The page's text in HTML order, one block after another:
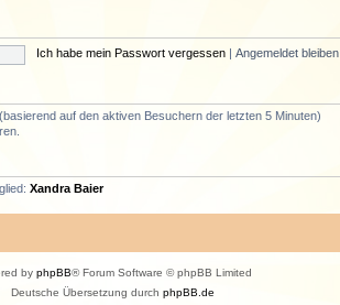
Ich habe mein Passwort vergessen Angemeldet bleiben
auf den aktiven Besuchern der letzten 5 Minuten)
Xandra Baier
by phpBB® Forum Software © phpBB Limited
Deutsche Übersetzung durch phpBB.de